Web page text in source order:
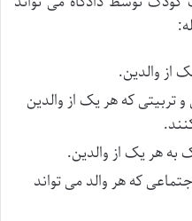
از والدین.
و تربیتی که هر یک از والدین
به هر یک از والدین.
که هر والد می تواند